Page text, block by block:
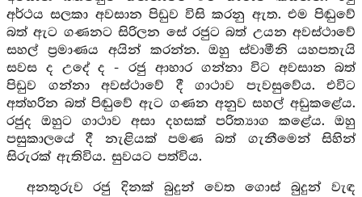
අර්ථය සලකා අවසාන පිඩුව විසි කරනු ඇත. එම පිඬුවේ
බත් ඇට ගණනට සිරිලන සේ රජුට බත් උයන අවස්ථාවේ
සහල් ප්‍රමාණය අයින් කරන්න. ඔහු ස්වාමීනි යහපතැයි
සවස ද උදේ ද - රජු ආහාර ගන්නා විට අවසාන බත්
පිඩුව ගන්නා අවස්ථාවේ දී ගාථාව පැවසුවේය. එවිට
අත්හරින බත් පිඬුවේ ඇට ගණන අනුව සහල් අඩුකළේය.
රජුද ඔහුට ගාථාව අසා දහසක් පරිත්‍යාග කළේය. ඔහු
පසුකාලයේ දී නැළියක් පමණ බත් ගැනීමෙන් සිහින්
සිරුරක් ඇතිවිය. සුවයට පත්විය.
අනතුරුව රජු දිනක් බුදුන් වෙත ගොස් බුදුන් වැඳ